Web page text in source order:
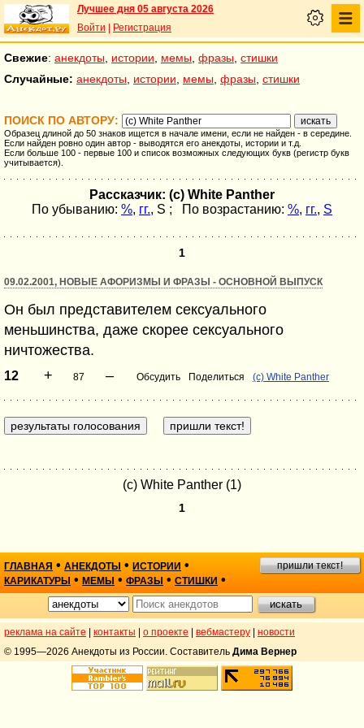
Лучшее дня 05 августа 2026
Войти
Регистрация
Свежие: анекдоты истории мемы фразы стишки
Случайные: анекдоты истории мемы фразы стишки
ПОИСК ПО АВТОРУ:
Образец длиной до 50 знаков ищется в начале имени, если не найден - в середине.
Если найден ровно один автор - выводятся его анекдоты, истории и т.д.
Если больше 100 - первые 100 и список возможных следующих букв (регистр букв
учитывается).
Рассказчик: (c) White Panther
По убыванию: %, гг., S ; По возрастанию: %, гг., S
1
09.02.2001, НОВЫЕ АФОРИЗМЫ И ФРАЗЫ - ОСНОВНОЙ ВЫПУСК
Он был представителем сексуального
меньшинства, даже скорее сексуального
ничтожества.
12 + 87 – Обсудить Поделиться (c) White Panther
(c) White Panther (1)
1
ГЛАВНАЯ • АНЕКДОТЫ • ИСТОРИИ •
КАРИКАТУРЫ • МЕМЫ • ФРАЗЫ • СТИШКИ •
пришли текст!
реклама на сайте контакты о проекте вебмастеру
новости
© 1995—2026 Анекдоты из России. Составитель Дима Вернер